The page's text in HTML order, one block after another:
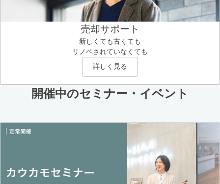
売却サポート
新しくても古くても
リノベされていなくても
詳しく見る
開催中のセミナー・イベント